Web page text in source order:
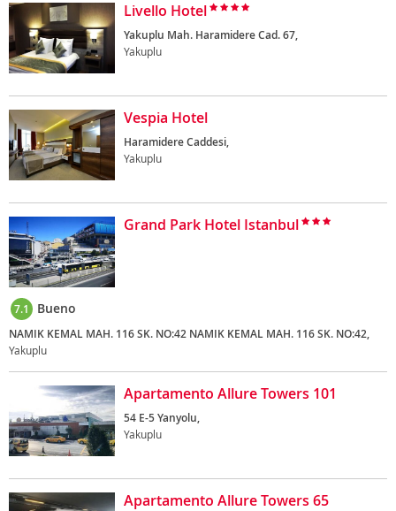
Livello Hotel
Yakuplu Mah. Haramidere Cad. 67,
Yakuplu
Vespia Hotel
Haramidere Caddesi,
Yakuplu
Grand Park Hotel Istanbul
7.1 Bueno
NAMIK KEMAL MAH. 116 SK. NO:42 NAMIK KEMAL MAH. 116 SK. NO:42,
Yakuplu
Apartamento Allure Towers 101
54 E-5 Yanyolu,
Yakuplu
Apartamento Allure Towers 65